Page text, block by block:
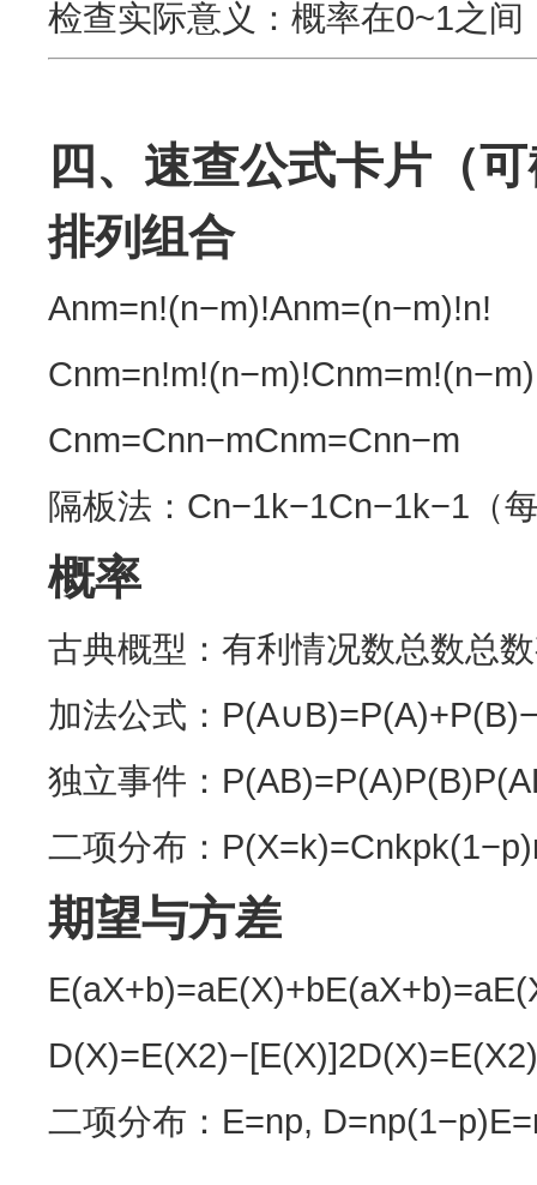
检查实际意义：概率在0~1之
四、速查公式卡片（
排列组合
Anm=n!(n−m)!Anm​=(n−m)!n!​
Cnm=Cnn−mCnm​=Cnn−m​
隔板法：Cn−1k−1Cn−1k−1​（
概率
古典概型：有利情况数总数总
加法公式：
独立事件：
二项分布：
期望与方差
二项分布：E=np,